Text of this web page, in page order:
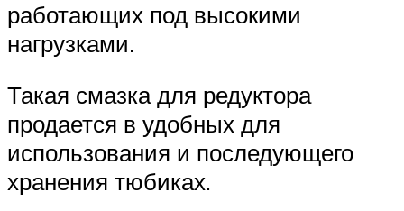
работающих под высокими
нагрузками.
Такая смазка для редуктора
продается в удобных для
использования и последующего
хранения тюбиках.